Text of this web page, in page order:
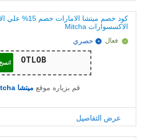
كود خصم ميتشا الامارات
الاكسسوارات Mitcha
فعال حصري
قم بزياره موقع ميتشا Mitcha
عرض التفاصيل